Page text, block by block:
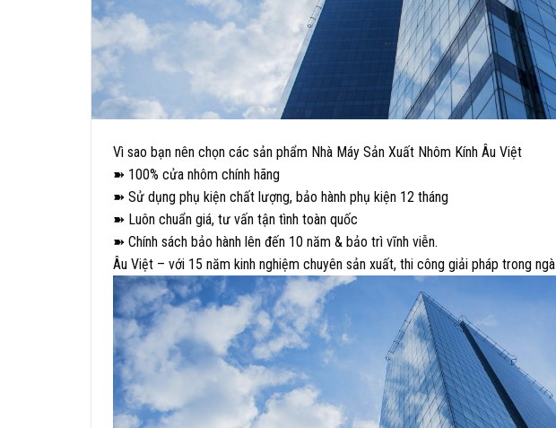
Vì sao bạn nên chọn các sản phẩm Nhà Máy Sản Xuất Nhôm Kính Âu Việt
➽ 100% cửa nhôm chính hãng
➽ Sử dụng phụ kiện chất lượng, bảo hành phụ kiện 12 tháng
➽ Luôn chuẩn giá, tư vấn tận tình toàn quốc
➽ Chính sách bảo hành lên đến 10 năm & bảo trì vĩnh viễn.
Âu Việt – với 15 năm kinh nghiệm chuyên sản xuất, thi công giải pháp trong ngà